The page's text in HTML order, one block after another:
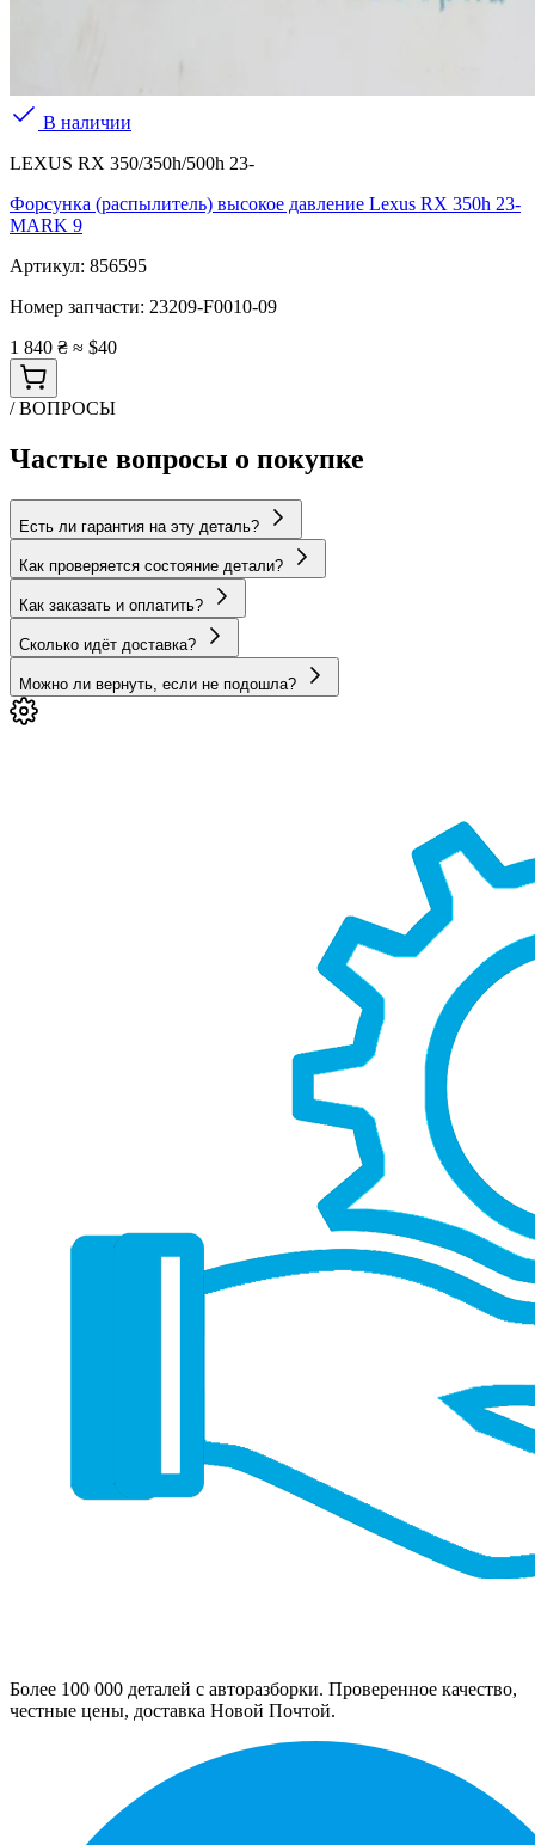
В наличии
LEXUS RX 350/350h/500h 23-
Форсунка (распылитель) высокое давление Lexus RX 350h 23-
MARK 9
Артикул: 856595
Номер запчасти: 23209-F0010-09
1 840 ₴ ≈ $40
/ ВОПРОСЫ
Частые вопросы о покупке
Есть ли гарантия на эту деталь?
Как проверяется состояние детали?
Как заказать и оплатить?
Сколько идёт доставка?
Можно ли вернуть, если не подошла?
Более 100 000 деталей с авторазборки. Проверенное качество,
честные цены, доставка Новой Почтой.